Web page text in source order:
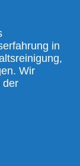
in
Wir
der